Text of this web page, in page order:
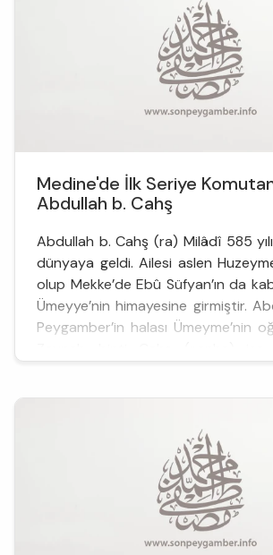
Medine'de İlk Seriye
Abdullah b. Cahş
Abdullah b. Cahş (ra) Milâdî 585
dünyaya geldi. Ailesi aslen
olup Mekke’de Ebû Süfyan’ın da
Ümeyye’nin himayesine girmiştir.
Peygamber’in halası Ümeyme’nin